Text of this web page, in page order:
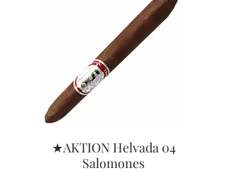
★AKTION Helvada 04
Salomones